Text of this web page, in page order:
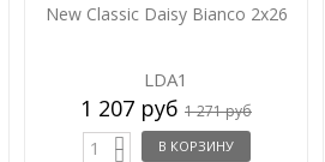
New Classic Daisy Bianco 2x26
LDA1
1 207 руб 1 271 руб
В КОРЗИНУ